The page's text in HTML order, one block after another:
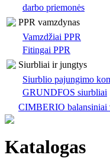
darbo priemonės
PPR vamzdynas
Vamzdžiai PPR
Fitingai PPR
Siurbliai ir jungtys
Siurblio pajungimo
GRUNDFOS siurbliai
CIMBERIO balansiniai
Katalogas